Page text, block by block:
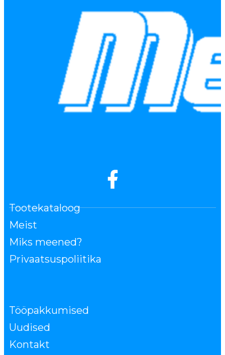
Tootekataloog
Meist
Miks meened?
Privaatsuspoliitika
Tööpakkumised
Uudised
Kontakt